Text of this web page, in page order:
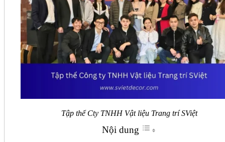
Tập thể Cty TNHH Vật liệu Trang trí SViệt
Nội dung